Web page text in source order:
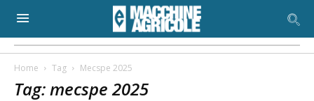
Home Tag Mecspe 2025
Tag: mecspe 2025